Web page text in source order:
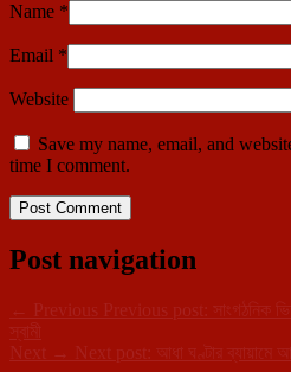
Name *
Email *
Website
Save my name, email, and
time I comment.
Post navigation
← Previous Previous post:
সাংগঠনিক
স্বামী
Next → Next post: আধা ঘণ্টার ব্যায়ামে